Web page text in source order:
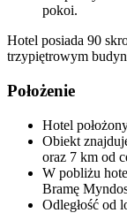
pokoi.
Hotel posiada 90
trzypiętrowym
Położenie
Hotel
Obiekt
oraz 7 km od
W pobliżu
Bramę
Odległość od